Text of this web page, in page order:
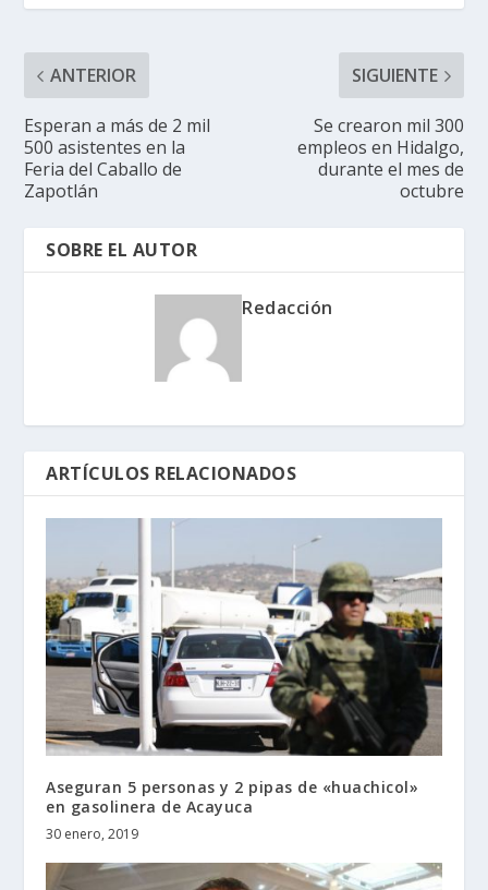
ANTERIOR
Esperan a más de 2 mil
500 asistentes en la
Feria del Caballo de
Zapotlán
SIGUIENTE
Se crearon mil 300
empleos en Hidalgo,
durante el mes de
octubre
SOBRE EL AUTOR
Redacción
ARTÍCULOS RELACIONADOS
Aseguran 5 personas y 2 pipas de «huachicol»
en gasolinera de Acayuca
30 enero, 2019